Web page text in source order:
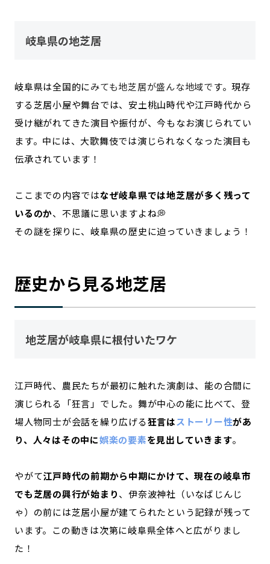
岐阜県の地芝居
岐阜県は全国的にみても地芝居が盛んな地域です。現存
する芝居小屋や舞台では、安土桃山時代や江戸時代から
受け継がれてきた演目や振付が、今もなお演じられてい
ます。中には、大歌舞伎では演じられなくなった演目も
伝承されています！
ここまでの内容ではなぜ岐阜県では地芝居が多く残って
いるのか、不思議に思いますよね💭
その謎を探りに、岐阜県の歴史に迫っていきましょう！
歴史から見る地芝居
地芝居が岐阜県に根付いたワケ
江戸時代、農民たちが最初に触れた演劇は、能の合間に
演じられる「狂言」でした。舞が中心の能に比べて、登
場人物同士が会話を繰り広げる狂言はストーリー性があ
り、人々はその中に娯楽の要素を見出していきます。
やがて江戸時代の前期から中期にかけて、現在の岐阜市
でも芝居の興行が始まり、伊奈波神社（いなばじんじ
ゃ）の前には芝居小屋が建てられたという記録が残って
います。この動きは次第に岐阜県全体へと広がりまし
た！